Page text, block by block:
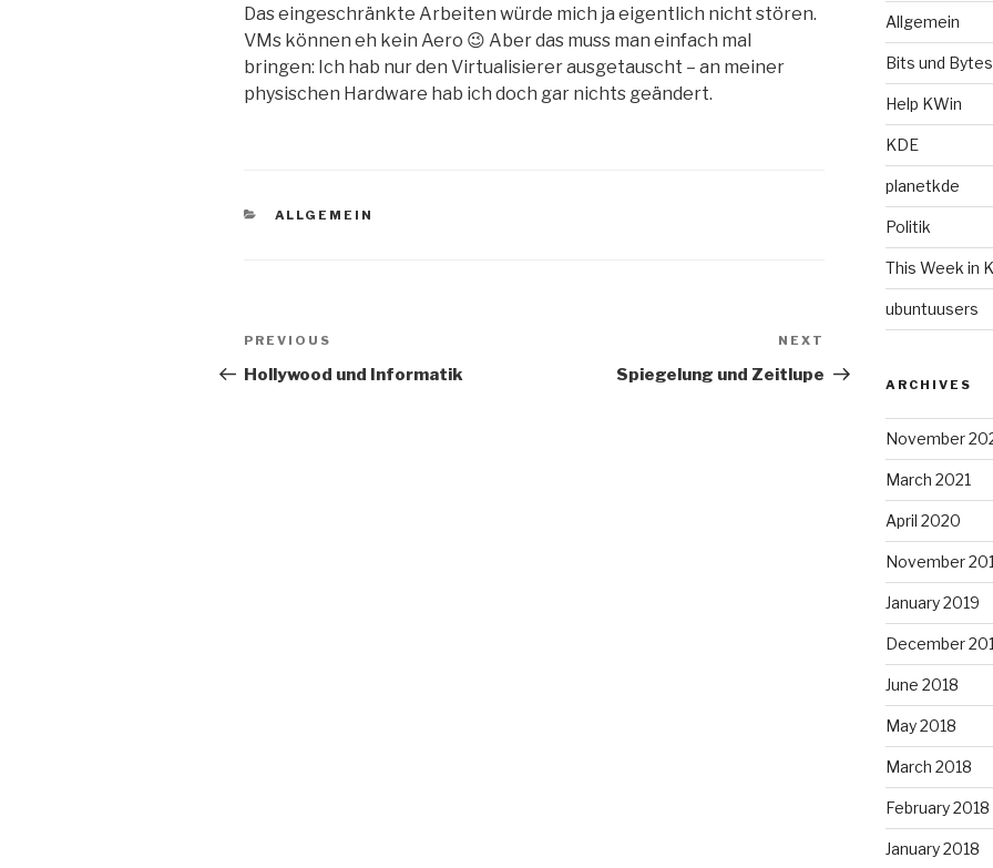
Das eingeschränkte Arbeiten würde mich ja eigentlich nicht stören.
VMs können eh kein Aero 😉 Aber das muss man einfach mal
bringen: Ich hab nur den Virtualisierer ausgetauscht – an meiner
physischen Hardware hab ich doch gar nichts geändert.
CATEGORIES
ALLGEMEIN
Post
navigation
Previous
Post
PREVIOUS
Hollywood und Informatik
Post
NEXT
Spiegelung und Zeitlupe
Allgemein
Bits und Bytes
Help KWin
KDE
planetkde
Politik
This Week in
ubuntuusers
ARCHIVES
November
March 2021
April 2020
November
January 2019
December
June 2018
May 2018
March 2018
February 2018
January 2018